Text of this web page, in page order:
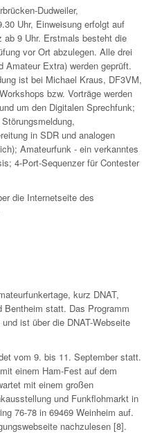
Dudweiler,
Uhr, Einweisung erfolgt auf
ab 9 Uhr. Erstmals besteht die
vor Ort abzulegen. Alle drei
Amateur Extra) werden geprüft.
ist bei Michael Kraus, DF3VM,
bzw. Vorträge werden
um den Digitalen Sprechfunk;
in SDR und analogen
Amateurfunk - ein verkanntes
4-Port-Sequenzer für Contester
die Internetseite des
kurz DNAT,
statt. Das Programm
ist über die DNAT-Webseite
vom 9. bis 11. September statt.
einem Ham-Fest auf dem
mit einem großen
und Funkflohmarkt in
76-78 in 69469 Weinheim auf.
nachzulesen [8].